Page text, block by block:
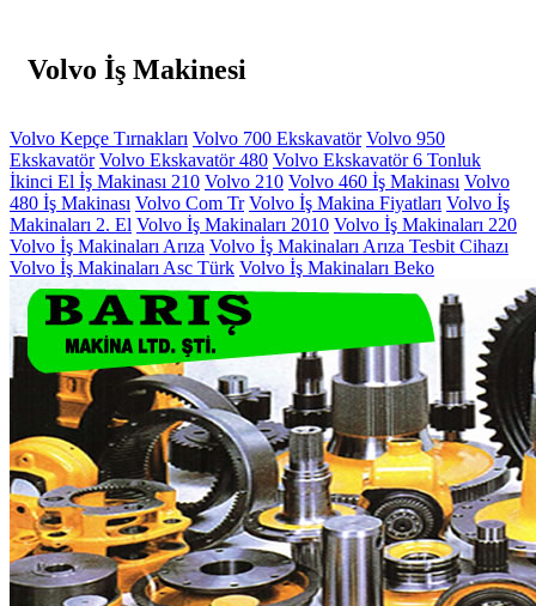
Volvo İş Makinesi
Volvo Kepçe Tırnakları Volvo 700 Ekskavatör Volvo 950
Ekskavatör Volvo Ekskavatör 480 Volvo Ekskavatör 6 Tonluk
İkinci El İş Makinası 210 Volvo 210 Volvo 460 İş Makinası Volvo
480 İş Makinası Volvo Com Tr Volvo İş Makina Fiyatları Volvo İş
Makinaları 2. El Volvo İş Makinaları 2010 Volvo İş Makinaları 220
Volvo İş Makinaları Arıza Volvo İş Makinaları Arıza Tesbit Cihazı
Volvo İş Makinaları Asc Türk Volvo İş Makinaları Beko